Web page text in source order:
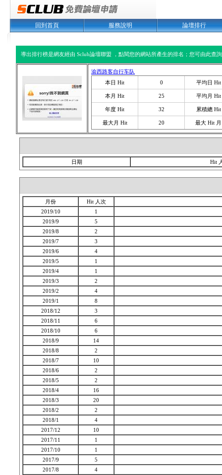
回到首頁 服務說明 論壇排行
導出排行榜是網友經由 Sclub論壇聯盟 ，點閱您的網站所產生的排名；您可由此查
渝西路客自行车队
本日 Hit
0 平均日 Hit
本月 Hit 25 平均月 Hit
年度 Hit 32 累積總 Hit
最大月 Hit 20 最大 Hit 月
日期 Hit
月份
Hit 人次
2019/10
1
2019/9
5
2019/8
2
2019/7
3
2019/6
4
2019/5
1
2019/4
1
2019/3
2
2019/2
4
2019/1
8
2018/12
3
2018/11
6
2018/10
6
2018/9
14
2018/8
2
2018/7
10
2018/6
2
2018/5
2
2018/4
16
2018/3
20
2018/2
2
2018/1
4
2017/12
10
2017/11
1
2017/10
1
2017/9
5
2017/8
4